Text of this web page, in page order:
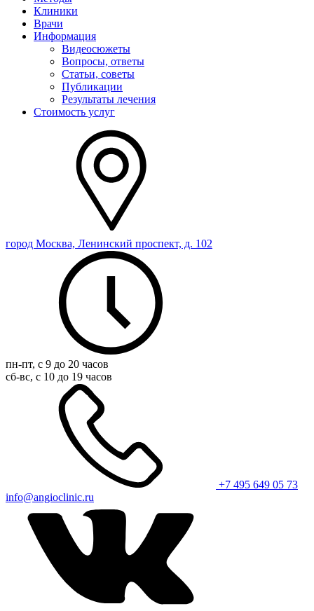
Клиники
Врачи
Информация
Видеосюжеты
Вопросы, ответы
Статьи, советы
Публикации
Результаты лечения
Стоимость услуг
город Москва, Ленинский проспект, д. 102
пн-пт, с 9 до 20 часов
сб-вс, с 10 до 19 часов
+7 495 649 05 73
info@angioclinic.ru